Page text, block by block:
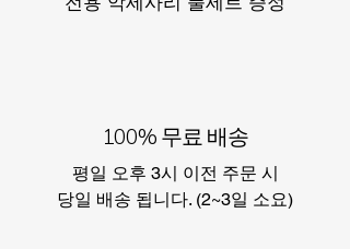
100% 무료 배송
평일 오후 3시 이전 주문 시
​당일 배송 됩니다. (2~3일 소요)